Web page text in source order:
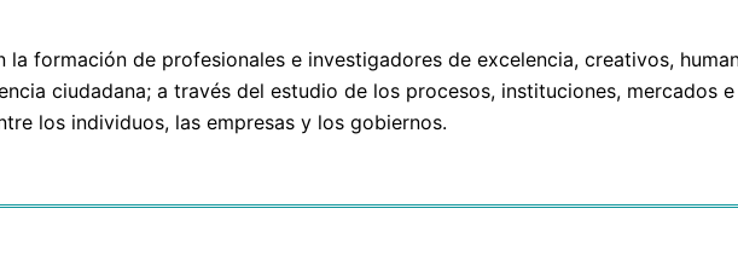
la formación de profesionales e investigadores de excelencia, creativos,
ciudadana; a través del estudio de los procesos, instituciones, mercados
los individuos, las empresas y los gobiernos.